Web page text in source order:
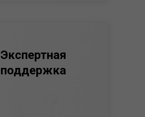
Экспертная
поддержка